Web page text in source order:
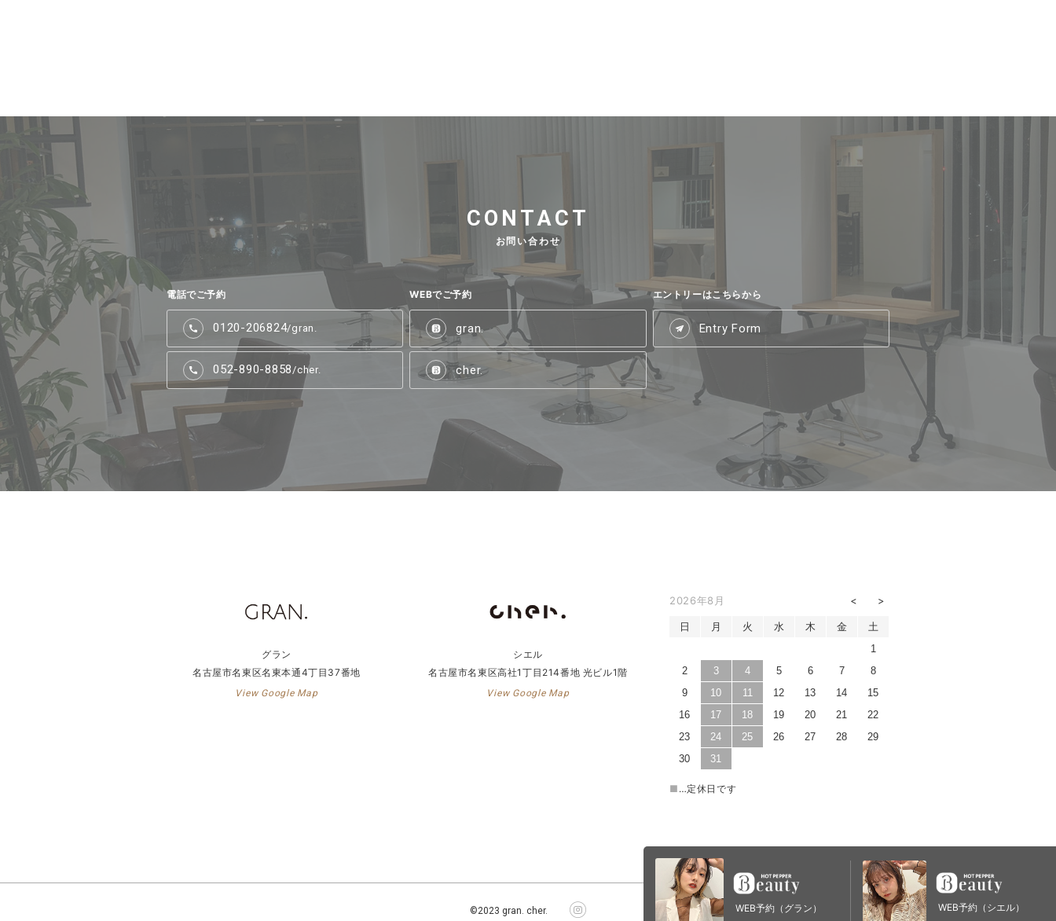
CONTACT
お問い合わせ
電話でご予約
0120-206824/gran.
052-890-8858/cher.
WEBでご予約
gran.
cher.
エントリーはこちらから
Entry Form
グラン
名古屋市名東区名東本通4丁目37番地
View Google Map
シエル
名古屋市名東区高社1丁目214番地 光ビル1階
View Google Map
2026年8月
日 月 火 水 木 金
土
1
2
3 4 5 6 7
8
9
10 11 12 13 14
15
16
17 18 19 20 21
22
23
24 25 26 27 28
29
30
31
■ …定休日です
©2023 gran. cher. WEB予約（グラン） WEB予約（シエル）